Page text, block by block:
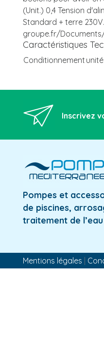
(Unit.) 0,4 Tension
Standard + terre
groupe.fr/
Caractéristiques
Conditionnement unité
Inscrivez
Pompes et
de piscines,
traitement de l’eau
Mentions légales |